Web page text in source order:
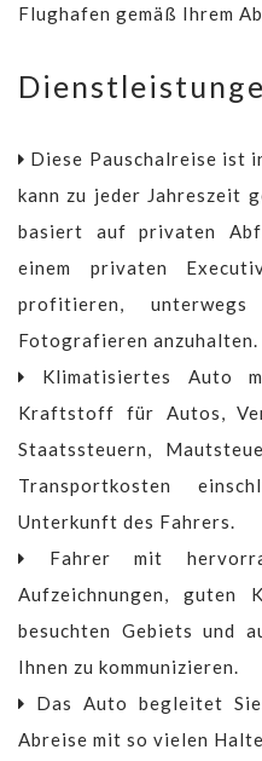
Flughafen gemäß Ihrem
Diese Pauschalreise ist
kann zu jeder Jahreszeit
basiert auf privaten
einem privaten
profitieren,
Fotografieren anzuhalten.
Klimatisiertes Auto
Kraftstoff für Autos,
Staatssteuern,
Transportkosten
Unterkunft des Fahrers.
Fahrer mit
Aufzeichnungen, guten
besuchten Gebiets und
Ihnen zu kommunizieren.
Das Auto begleitet
Abreise mit so vielen